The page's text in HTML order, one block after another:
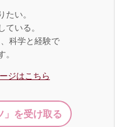
たい。
ている。
科学と経験で
ジはこちら
」を受け取る